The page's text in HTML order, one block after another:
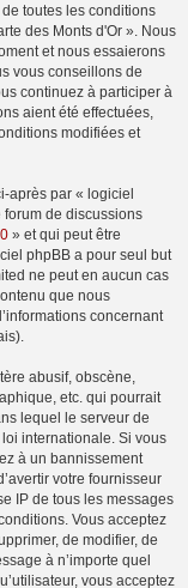
toutes les conditions
des Monts d'Or ». Nous
et nous essaierons
vous conseillons de
continuez à participer à
aient été effectuées,
modifiées et
après par « logiciel
de discussions
» et qui peut être
phpBB a pour seul but
ne peut en aucun cas
que nous
concernant
abusif, obscène,
etc. qui pourrait
lequel le serveur de
internationale. Si vous
à un bannissement
votre fournisseur
IP de tous les messages
Vous acceptez
de modifier, de
à n’importe quel
vous acceptez